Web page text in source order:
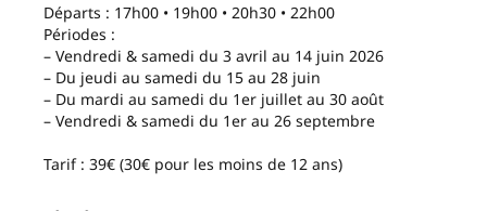
Départs : 17h00 • 19h00 • 20h30 • 22h00
Périodes :
– Vendredi & samedi du 3 avril au 14 juin 2026
– Du jeudi au samedi du 15 au 28 juin
– Du mardi au samedi du 1er juillet au 30 août
– Vendredi & samedi du 1er au 26 septembre
Tarif : 39€ (30€ pour les moins de 12 ans)